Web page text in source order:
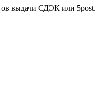
выдачи СДЭК или 5post.